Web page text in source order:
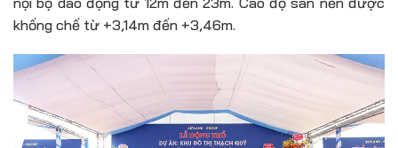
khống chế từ +3,14m đến +3,46m.